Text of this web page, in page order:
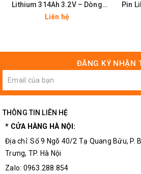
Chế Độ Bảo Hành Của Linh Kiện
Tất cả các sản phẩm mà khách hàng có
hoặc cách sử dụng hãy liên hệ trực tiếp
Linh Kiện Điện Tử 3M để được hỗ
Linh kiện điện tử 3M
Địa chỉ: Số 9 Ngõ 40/2 Tạ Quang Bửu,
Lithium 314Ah 3.2V – Dòng
Sạc Cao, An Toàn, Chống Cháy
Liên hệ
Pin
Lưu
ĐĂNG KÝ NHẬN
THÔNG TIN LIÊN HỆ
* CỬA HÀNG HÀ NỘI:
Địa chỉ: Số 9 Ngõ 40/2 Tạ Quang Bửu, P.
Trưng, TP. Hà Nội
Zalo: 0963.288.854